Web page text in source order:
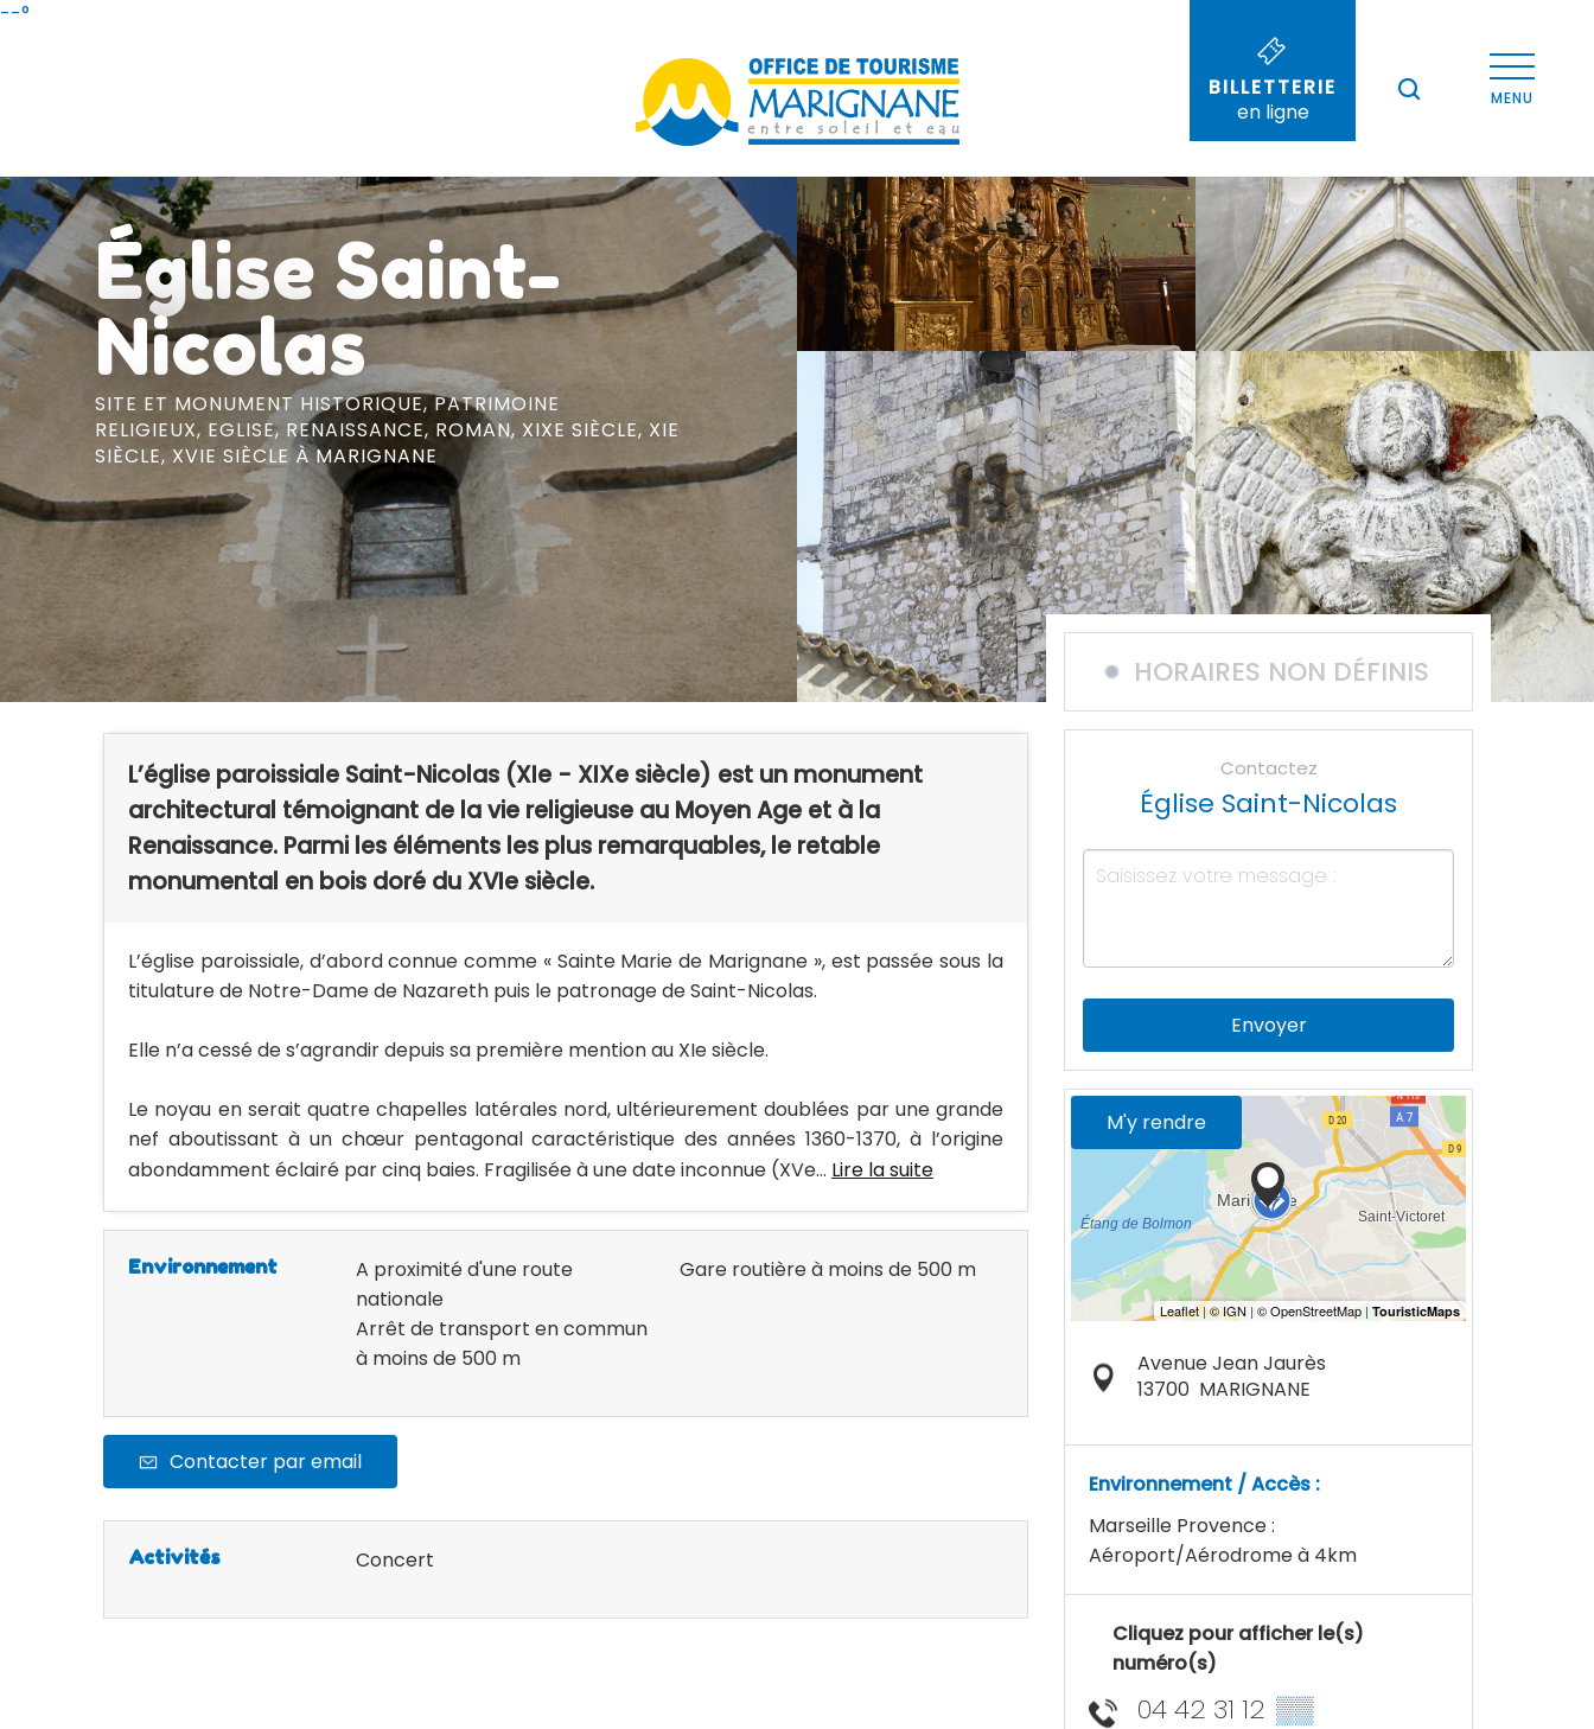
Aller
--°
BILLETTERIE
en ligne
MENU
--°
Voir les photos (5)
Église Saint-
Nicolas
SITE ET MONUMENT HISTORIQUE,PATRIMOINE
RELIGIEUX, EGLISE, RENAISSANCE, ROMAN, XIXE SIÈCLE, XIE
SIÈCLE,XVIE SIÈCLE À MARIGNANE
L’église paroissiale Saint-Nicolas (XIe - XIXe siècle) est un monument
architectural témoignant de la vie religieuse au Moyen Age et à la
Renaissance. Parmi les éléments les plus remarquables, le retable
monumental en bois doré du XVIe siècle.
L’église paroissiale, d’abord connue comme « Sainte Marie de Marignane », est passée sous la
titulature de Notre-Dame de Nazareth puis le patronage de Saint-Nicolas.
Elle n’a cessé de s’agrandir depuis sa première mention au XIe siècle.
Le noyau en serait quatre chapelles latérales nord, ultérieurement doublées par une grande
nef aboutissant à un chœur pentagonal caractéristique des années 1360-1370, à l’origine
abondamment éclairé par cinq baies. Fragilisée à une date inconnue (XVe... Lire la suite
Environnement
A proximité d'une route
nationale
Gare routière à moins de 500 m
Arrêt de transport en commun
à moins de 500 m
Contacter par email
Activités Concert
HORAIRES NON DÉFINIS
Contactez
Église Saint-Nicolas
Envoyer
M'y rendre
Avenue Jean Jaurès
13700 MARIGNANE
Environnement / Accès :
Marseille Provence :
Aéroport/Aérodrome à 4km
Cliquez pour afficher le(s)
numéro(s)
04 42 31 12 ▒▒